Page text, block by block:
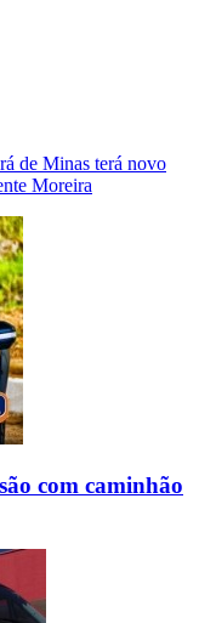
de Minas terá novo
Moreira
com caminhão